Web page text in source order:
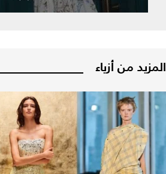
المزيد من أزياء